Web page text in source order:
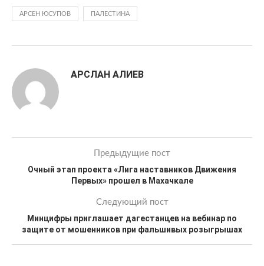
АРСЕН ЮСУПОВ ПАЛЕСТИНА
АРСЛАН АЛИЕВ
Предыдущие пост
Очный этап проекта «Лига наставников Движения
Первых» прошел в Махачкале
Следующий пост
Минцифры приглашает дагестанцев на вебинар по
защите от мошенников при фальшивых розыгрышах